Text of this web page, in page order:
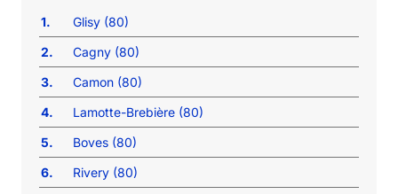
1.
Glisy (80)
2.
Cagny (80)
3.
Camon (80)
4.
Lamotte-Brebière (80)
5.
Boves (80)
6.
Rivery (80)